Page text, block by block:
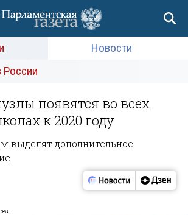
Новости
России
появятся во всех
к 2020 году
выделят дополнительное